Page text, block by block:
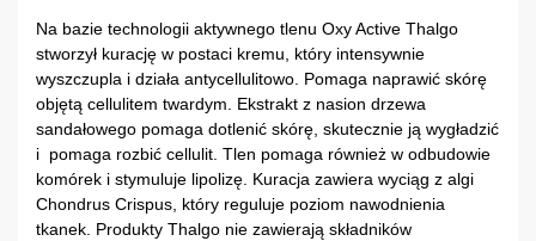
Na bazie technologii aktywnego tlenu Oxy Active Thalgo
stworzył kurację w postaci kremu, który intensywnie
wyszczupla i działa antycellulitowo. Pomaga naprawić skórę
objętą cellulitem twardym. Ekstrakt z nasion drzewa
sandałowego pomaga dotlenić skórę, skutecznie ją wygładzić
i pomaga rozbić cellulit. Tlen pomaga również w odbudowie
komórek i stymuluje lipolizę. Kuracja zawiera wyciąg z algi
Chondrus Crispus, który reguluje poziom nawodnienia
tkanek. Produkty Thalgo nie zawierają składników